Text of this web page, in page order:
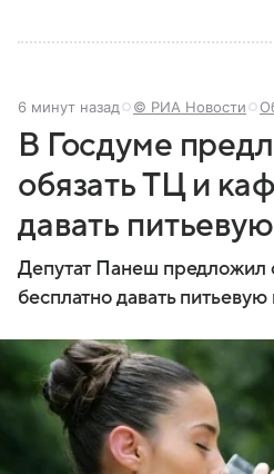
6 минут назад © РИА Новости
В Госдуме
обязать ТЦ и
давать
Депутат Панеш предложил
бесплатно давать